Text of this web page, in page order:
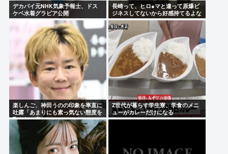
デカパイ元NHK気象予報士、ドス
ケベ水着グラビア公開
長崎って、ヒロ●マと違って原爆ビ
ジネスしてないから好感持てるよな
楽しんご、神田うのの印象を率直に
吐露「あまりにも素っ気ない態度を
取られて寂しい」
Z世代が暮らす学生寮、学食のメニ
ューがカレーだけになる